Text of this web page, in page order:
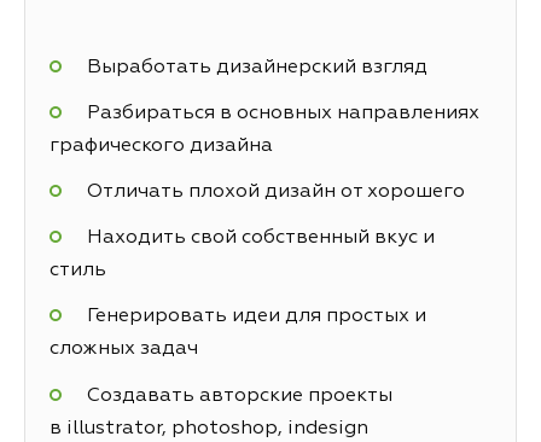
Выработать дизайнерский взгляд
Разбираться в основных направлениях
графического дизайна
Отличать плохой дизайн от хорошего
Находить свой собственный вкус и
стиль
Генерировать идеи для простых и
сложных задач
Создавать авторские проекты
в illustrator, photoshop, indesign